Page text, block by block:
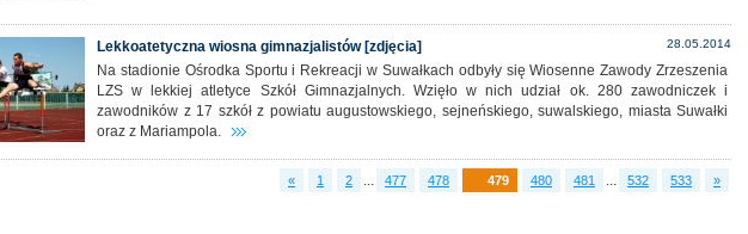
28.05.2014
Lekkoatetyczna wiosna gimnazjalistów [zdjęcia]
Na stadionie Ośrodka Sportu i Rekreacji w Suwałkach odbyły się Wiosenne Zawody Zrzeszenia
LZS w lekkiej atletyce Szkół Gimnazjalnych. Wzięło w nich udział ok. 280 zawodniczek i
zawodników z 17 szkół z powiatu augustowskiego, sejneńskiego, suwalskiego, miasta Suwałki
oraz z Mariampola.
« 1 2 ... 477 478 479 480 481 ... 532 533 »